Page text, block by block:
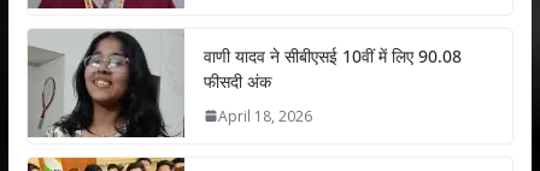
वाणी यादव ने सीबीएसई 10वीं में लिए 90.08
फीसदी अंक
April 18, 2026